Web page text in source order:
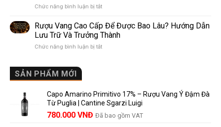
So
Dễ
Hiểu
Người
Điểm
khác
nhau
và
vì
lựa
chọn
đáng
Chức năng bình luận bị tắtở
en
Bouteille
au
Château
nhãn
rượu
vang
Rượu Vang Cao Cấp Để Được Bao Lâu? Hướng Dẫn
Lưu Trữ Và Trưởng Thành
Chức năng bình luận bị tắtở
Được
Bao
Lâu?
Hướng
SẢN PHẨM MỚI
Capo Amarino Primitivo 17% – Rượu Vang Ý Đậm Đà
Từ Puglia | Cantine Sgarzi Luigi
Giá
780.000 VNĐ Giá
Đã bao gồm VAT